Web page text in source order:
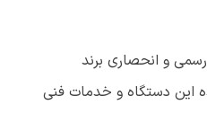
رسمی و انحصاری برند
این دستگاه و خدمات فنی